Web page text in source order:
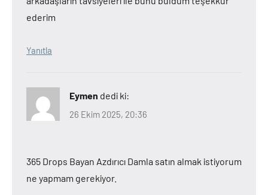
ederim
Yanıtla
Eymen dedi ki:
26 Ekim 2025, 20:36
365 Drops Bayan Azdırıcı Damla satın almak istiyorum
ne yapmam gerekiyor.